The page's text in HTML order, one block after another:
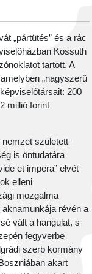
„pártütés” és a rác
Kossuth
tartott. A
„nagyszerű
200
millió forint
született
is öntudatára
et impera” elvét
elleni
mozgalma
révén a
vált a hangulat, s
fegyverbe
szerb kormány
akart